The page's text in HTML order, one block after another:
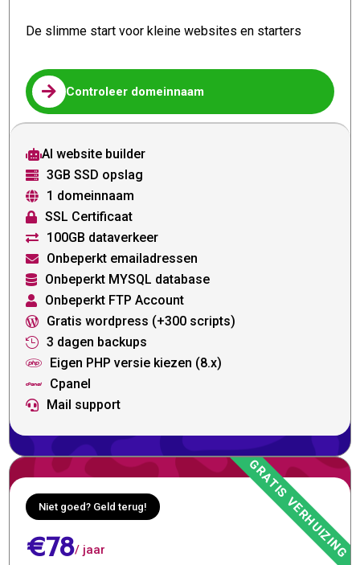
De slimme start voor kleine websites en starters
 Controleer domeinnaam
AI website builder
 3GB SSD opslag
 1 domeinnaam
 SSL Certificaat
 100GB dataverkeer
 Onbeperkt emailadressen
 Onbeperkt MYSQL database
 Onbeperkt FTP Account
 Gratis wordpress (+300 scripts)
 3 dagen backups
 Eigen PHP versie kiezen (8.x)
 Cpanel
 Mail support
Niet goed? Geld terug!
€78/ jaar